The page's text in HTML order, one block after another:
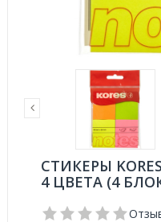
СТИКЕРЫ
4 ЦВЕТА (4